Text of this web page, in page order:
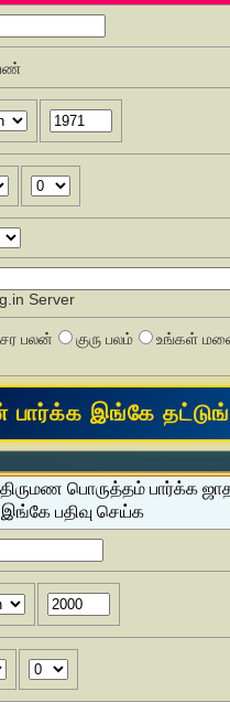
Server
பலன் குரு பலம் உங்கள்
திருமண பொருத்தம் பார்க்க
இங்கே பதிவு செய்க